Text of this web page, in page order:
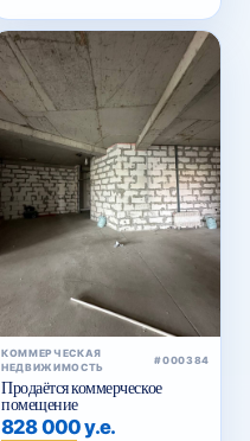
КОММЕРЧЕСКАЯ
НЕДВИЖИМОСТЬ
#000384
Продаётся коммерческое
помещение
828 000 у.е.